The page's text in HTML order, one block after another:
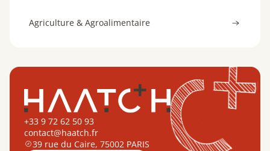
Agriculture & Agroalimentaire
+33 9 72 62 50 93
contact@haatch.fr
39 rue du Caire, 75002 PARIS